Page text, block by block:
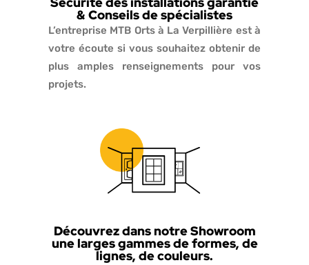
& Conseils de spécialistes
L’entreprise MTB Orts à La Verpillière est à
votre écoute si vous souhaitez obtenir de
plus amples renseignements pour vos
projets.
Découvrez dans notre Showroom
une larges gammes de formes, de
lignes, de couleurs.